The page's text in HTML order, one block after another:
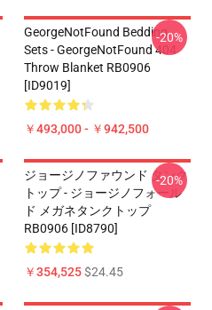
GeorgeNotFound Bedding
Sets - GeorgeNotFound 404
Throw Blanket RB0906
[ID9019]
￥493,000 - ￥942,500
-20%
ジョージノファウンド タンク
トップ - ジョージノフォール
ド メガネタンクトップ
RB0906 [ID8790]
￥354,525$24.45
-20%